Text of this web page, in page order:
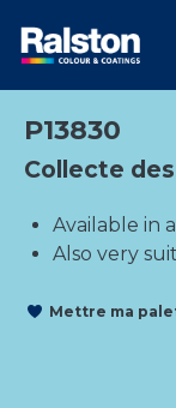
P13830
Collecte
Available in
Also very
Mettre ma